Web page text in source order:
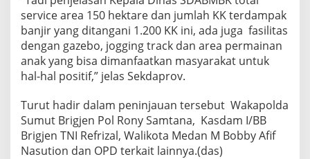
service area 150 hektare dan jumlah KK terdampak
banjir yang ditangani 1.200 KK ini, ada juga fasilitas
dengan gazebo, jogging track dan area permainan
anak yang bisa dimanfaatkan masyarakat untuk
hal-hal positif,” jelas Sekdaprov.
Turut hadir dalam peninjauan tersebut Wakapolda
Sumut Brigjen Pol Rony Samtana, Kasdam I/BB
Brigjen TNI Refrizal, Walikota Medan M Bobby Afif
Nasution dan OPD terkait lainnya.(das)